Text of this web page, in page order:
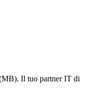
Il tuo partner IT di